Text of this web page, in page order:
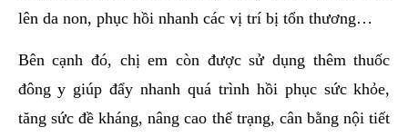
lên da non, phục hồi nhanh các vị trí bị tổn thương…
Bên cạnh đó, chị em còn được sử dụng thêm thuốc
đông y giúp đẩy nhanh quá trình hồi phục sức khỏe,
tăng sức đề kháng, nâng cao thể trạng, cân bằng nội tiết